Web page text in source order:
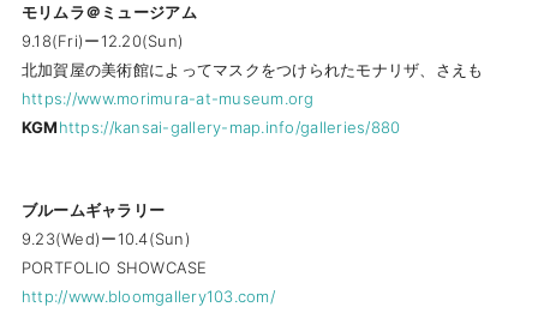
モリムラ＠ミュージアム
9.18(Fri)ー12.20(Sun)
北加賀屋の美術館によってマスクをつけられたモナリザ、さえも
https://www.morimura-at-museum.org
KGMhttps://kansai-gallery-map.info/galleries/880
ブルームギャラリー
9.23(Wed)ー10.4(Sun)
PORTFOLIO SHOWCASE
http://www.bloomgallery103.com/